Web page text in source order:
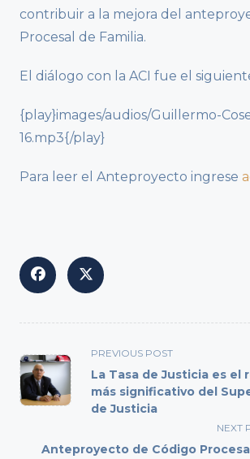
contribuir a la mejora del
Procesal de Familia.
El diálogo con la ACI fue el
{play}images/audios/Guillermo-
16.mp3{/play}
Para leer el Anteproyecto ingrese
<span
class="nav-
subtitle
screen-
text">Page</span>
PREVIOUS POST
La Tasa de Justicia es el
más significativo del
de Justicia
NEXT
Anteproyecto de Código